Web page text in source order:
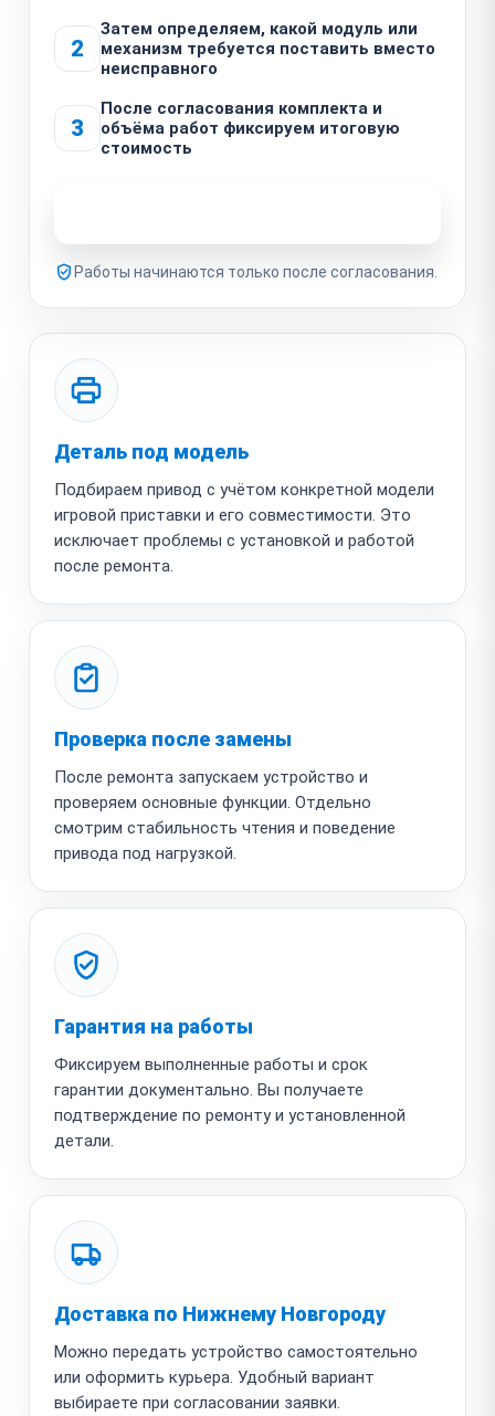
2
Затем определяем, какой модуль или
механизм требуется поставить вместо
неисправного
3
После согласования комплекта и
объёма работ фиксируем итоговую
стоимость
Работы начинаются только после согласования.
Деталь под модель
Подбираем привод с учётом конкретной модели
игровой приставки и его совместимости. Это
исключает проблемы с установкой и работой
после ремонта.
Проверка после замены
После ремонта запускаем устройство и
проверяем основные функции. Отдельно
смотрим стабильность чтения и поведение
привода под нагрузкой.
Гарантия на работы
Фиксируем выполненные работы и срок
гарантии документально. Вы получаете
подтверждение по ремонту и установленной
детали.
Доставка по Нижнему Новгороду
Можно передать устройство самостоятельно
или оформить курьера. Удобный вариант
выбираете при согласовании заявки.